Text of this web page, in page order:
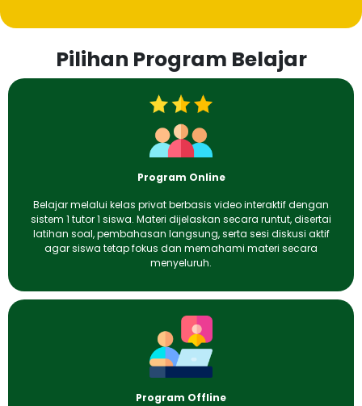
Pilihan Program Belajar
Program Online
Belajar melalui kelas privat berbasis video interaktif dengan
sistem 1 tutor 1 siswa. Materi dijelaskan secara runtut, disertai
latihan soal, pembahasan langsung, serta sesi diskusi aktif
agar siswa tetap fokus dan memahami materi secara
menyeluruh.
Program Offline